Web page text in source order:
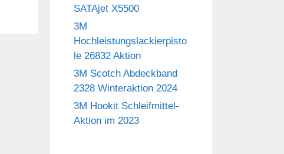
SATAjet X5500
3M
Hochleistungslackierpisto
le 26832 Aktion
3M Scotch Abdeckband
2328 Winteraktion 2024
3M Hookit Schleifmittel-
Aktion im 2023